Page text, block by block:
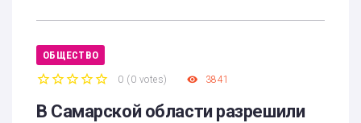
ОБЩЕСТВО
0 (0 votes) 3841
В Самарской области разрешили